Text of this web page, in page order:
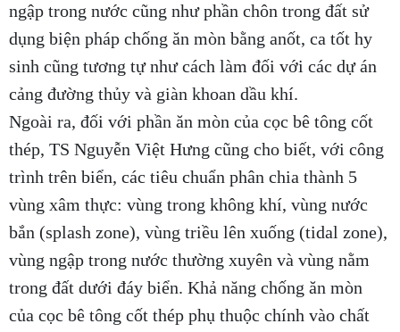
ngập trong nước cũng như phần chôn trong đất sử
dụng biện pháp chống ăn mòn bằng anốt, ca tốt hy
sinh cũng tương tự như cách làm đối với các dự án
cảng đường thủy và giàn khoan dầu khí.
Ngoài ra, đối với phần ăn mòn của cọc bê tông cốt
thép, TS Nguyễn Việt Hưng cũng cho biết, với công
trình trên biển, các tiêu chuẩn phân chia thành 5
vùng xâm thực: vùng trong không khí, vùng nước
bắn (splash zone), vùng triều lên xuống (tidal zone),
vùng ngập trong nước thường xuyên và vùng nằm
trong đất dưới đáy biển. Khả năng chống ăn mòn
của cọc bê tông cốt thép phụ thuộc chính vào chất